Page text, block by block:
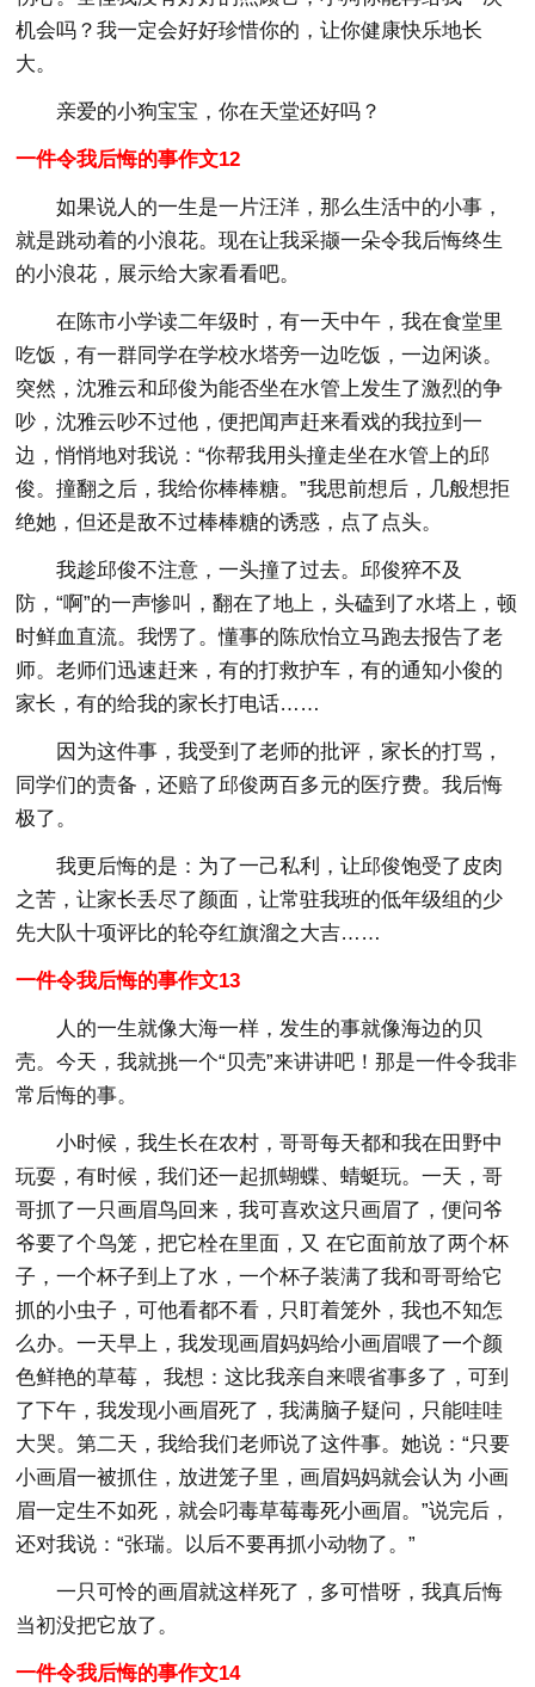
机会吗？我一定会好好珍惜你的，让你健康快乐地长
大。
亲爱的小狗宝宝，你在天堂还好吗？
一件令我后悔的事作文12
如果说人的一生是一片汪洋，那么生活中的小事，
就是跳动着的小浪花。现在让我采撷一朵令我后悔终生
的小浪花，展示给大家看看吧。
在陈市小学读二年级时，有一天中午，我在食堂里
吃饭，有一群同学在学校水塔旁一边吃饭，一边闲谈。
突然，沈雅云和邱俊为能否坐在水管上发生了激烈的争
吵，沈雅云吵不过他，便把闻声赶来看戏的我拉到一
边，悄悄地对我说：“你帮我用头撞走坐在水管上的邱
俊。撞翻之后，我给你棒棒糖。”我思前想后，几般想拒
绝她，但还是敌不过棒棒糖的诱惑，点了点头。
我趁邱俊不注意，一头撞了过去。邱俊猝不及
防，“啊”的一声惨叫，翻在了地上，头磕到了水塔上，顿
时鲜血直流。我愣了。懂事的陈欣怡立马跑去报告了老
师。老师们迅速赶来，有的打救护车，有的通知小俊的
家长，有的给我的家长打电话……
因为这件事，我受到了老师的批评，家长的打骂，
同学们的责备，还赔了邱俊两百多元的医疗费。我后悔
极了。
我更后悔的是：为了一己私利，让邱俊饱受了皮肉
之苦，让家长丢尽了颜面，让常驻我班的低年级组的少
先大队十项评比的轮夺红旗溜之大吉……
一件令我后悔的事作文13
人的一生就像大海一样，发生的事就像海边的贝
壳。今天，我就挑一个“贝壳”来讲讲吧！那是一件令我非
常后悔的事。
小时候，我生长在农村，哥哥每天都和我在田野中
玩耍，有时候，我们还一起抓蝴蝶、蜻蜓玩。一天，哥
哥抓了一只画眉鸟回来，我可喜欢这只画眉了，便问爷
爷要了个鸟笼，把它栓在里面，又 在它面前放了两个杯
子，一个杯子到上了水，一个杯子装满了我和哥哥给它
抓的小虫子，可他看都不看，只盯着笼外，我也不知怎
么办。一天早上，我发现画眉妈妈给小画眉喂了一个颜
色鲜艳的草莓， 我想：这比我亲自来喂省事多了，可到
了下午，我发现小画眉死了，我满脑子疑问，只能哇哇
大哭。第二天，我给我们老师说了这件事。她说：“只要
小画眉一被抓住，放进笼子里，画眉妈妈就会认为 小画
眉一定生不如死，就会叼毒草莓毒死小画眉。”说完后，
还对我说：“张瑞。以后不要再抓小动物了。”
一只可怜的画眉就这样死了，多可惜呀，我真后悔
当初没把它放了。
一件令我后悔的事作文14